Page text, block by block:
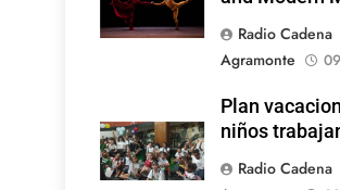
Radio Cadena
Agramonte
Plan
niños
Radio Cadena